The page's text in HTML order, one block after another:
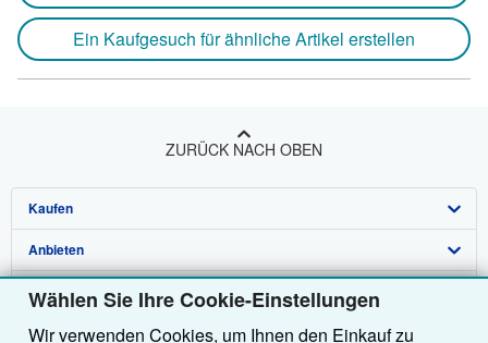
Wählen Sie Ihre Cookie-Einstellungen
Wir verwenden Cookies, um Ihnen den Einkauf zu
Ein Kaufgesuch für ähnliche Artikel erstellen
ZURÜCK NACH OBEN
Kaufen
Detailsuche
Sammlungen
Nutzerkonto
Anbieten
Verkäufer werden
Partnerprogramm
Über uns
Über uns / Impressum
Hilfe